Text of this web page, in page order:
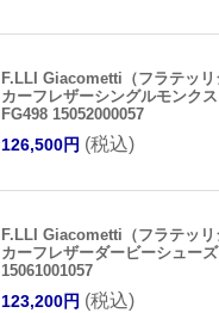
F.LLI Giacometti（フラテッリ
カーフレザーシングルモンク
FG498 15052000057
126,500円 (税込)
F.LLI Giacometti（フラテッリ
カーフレザーダービーシュー
15061001057
123,200円 (税込)